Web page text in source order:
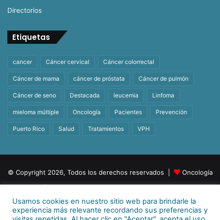
Directorios
Etiquetas
cancer Cáncer cervical Cáncer colorrectal
Cáncer de mama cáncer de próstata Cáncer de pulmón
Cáncer de seno Destacada leucemia Linfoma
mieloma múltiple Oncología Pacientes Prevención
Puerto Rico Salud Tratamientos VPH
© Copyright 2026, Todos los derechos reservados |
Oncología
Para más información
E-mail:info@behealthpr.com
Usamos cookies en nuestro sitio web para brindarle la
experiencia más relevante recordando sus preferencias y